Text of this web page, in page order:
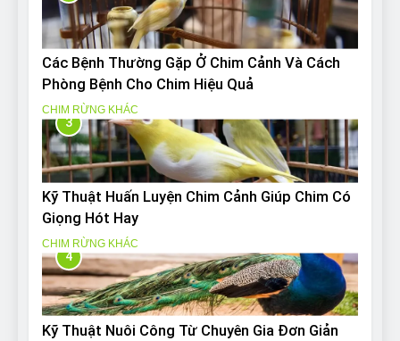
Các Bệnh Thường Gặp Ở Chim Cảnh Và Cách
Phòng Bệnh Cho Chim Hiệu Quả
CHIM RỪNG KHÁC
3
Kỹ Thuật Huấn Luyện Chim Cảnh Giúp Chim Có
Giọng Hót Hay
CHIM RỪNG KHÁC
4
Kỹ Thuật Nuôi Công Từ Chuyên Gia Đơn Giản